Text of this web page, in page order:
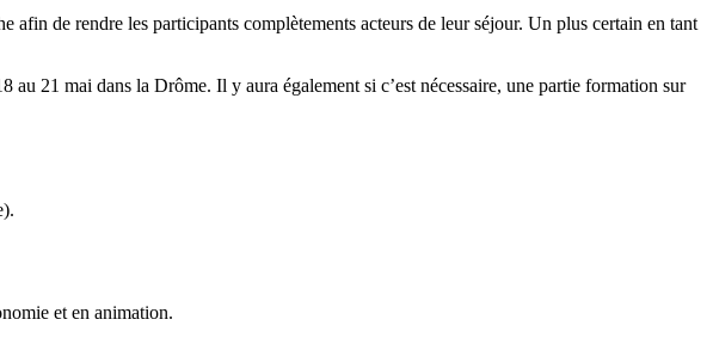
afin de rendre les participants complètements acteurs de leur séjour. Un plus certain en tant
21 mai dans la Drôme. Il y aura également si c’est nécessaire, une partie formation sur
et en animation.